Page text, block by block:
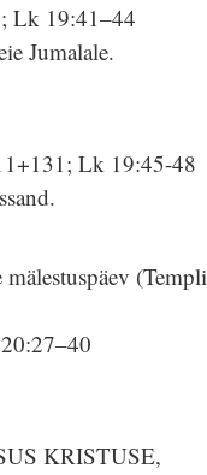
Lk 19:41–44
Jumalale.
Lk 19:45-48
(Templi
KRISTUSE,